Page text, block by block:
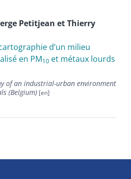
Petitjean etThierry
d’un milieu
en PM10 et métaux lourds
of an industrial-urban environment
(Belgium)